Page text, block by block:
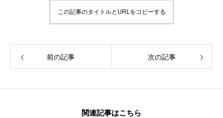
ンラインアジト】この記事のタイトルとURLをコピーする
前の記事 次の記事
関連記事はこちら